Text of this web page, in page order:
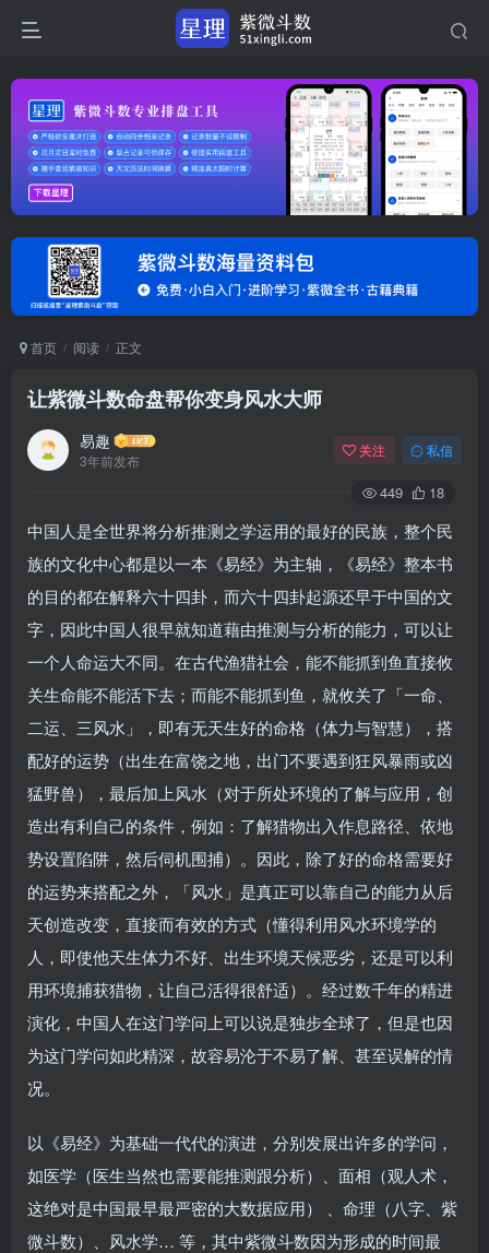
首页 阅读 正文
让紫微斗数命盘帮你变身风水大师
易趣
3年前发布
关注 私信
449 18
中国人是全世界将分析推测之学运用的最好的民族，整个民
族的文化中心都是以一本《易经》为主轴，《易经》整本书
的目的都在解释六十四卦，而六十四卦起源还早于中国的文
字，因此中国人很早就知道藉由推测与分析的能力，可以让
一个人命运大不同。在古代渔猎社会，能不能抓到鱼直接攸
关生命能不能活下去；而能不能抓到鱼，就攸关了「一命、
二运、三风水」，即有无天生好的命格（体力与智慧），搭
配好的运势（出生在富饶之地，出门不要遇到狂风暴雨或凶
猛野兽），最后加上风水（对于所处环境的了解与应用，创
造出有利自己的条件，例如：了解猎物出入作息路径、依地
势设置陷阱，然后伺机围捕）。因此，除了好的命格需要好
的运势来搭配之外，「风水」是真正可以靠自己的能力从后
天创造改变，直接而有效的方式（懂得利用风水环境学的
人，即使他天生体力不好、出生环境天候恶劣，还是可以利
用环境捕获猎物，让自己活得很舒适）。经过数千年的精进
演化，中国人在这门学问上可以说是独步全球了，但是也因
为这门学问如此精深，故容易沦于不易了解、甚至误解的情
况。
以《易经》为基础一代代的演进，分别发展出许多的学问，
如医学（医生当然也需要能推测跟分析）、面相（观人术，
这绝对是中国最早最严密的大数据应用） 、命理（八字、紫
微斗数）、风水学… 等，其中紫微斗数因为形成的时间最